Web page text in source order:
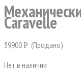
Caravelle
59900Р (Продано)
Нет в наличии